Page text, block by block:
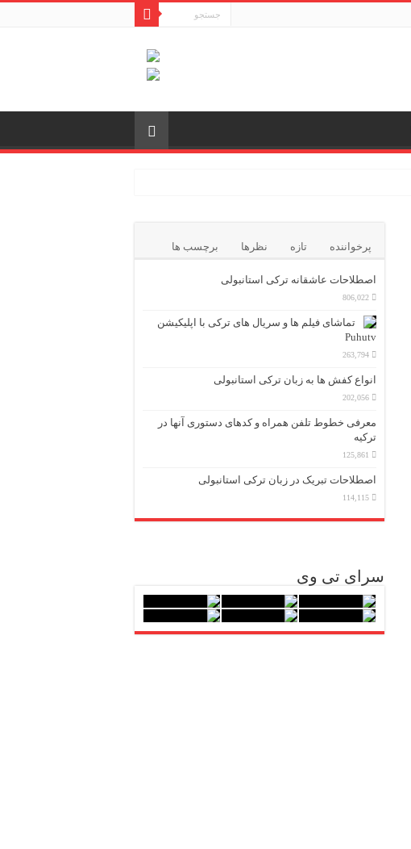
پرخواننده تازه نظرها برچسب ها
اصطلاحات عاشقانه ترکی استانبولی
806,022
تماشای فیلم ها و سریال های ترکی با اپلیکیشن
Puhutv
263,794
انواع کفش ها به زبان ترکی استانبولی
202,056
معرفی خطوط تلفن همراه و کدهای دستوری آنها در
ترکیه
125,861
اصطلاحات تبریک در زبان ترکی استانبولی
114,115
سرای تی وی